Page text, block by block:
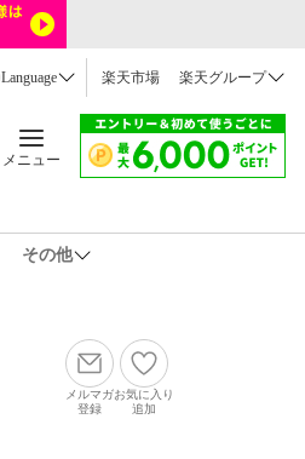
Language 楽天市場 楽天グループ
メニュー
その他
メルマガ
登録
お気に入り
追加